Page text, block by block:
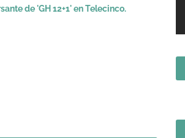
de 'GH 12+1' en Telecinco.